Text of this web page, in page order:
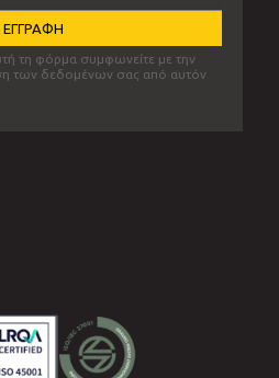
τη φόρμα συμφωνείτε με την
των δεδομένων σας από αυτόν